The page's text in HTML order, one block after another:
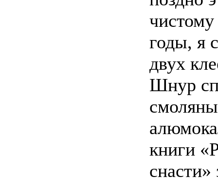
годы, я
двух
Шнур
книги